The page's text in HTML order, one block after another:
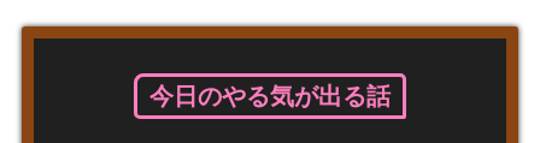
今日のやる気が出る話